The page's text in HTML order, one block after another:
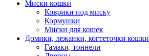
Миски кошки
Коврики под миску
Кормушки
Миски для кошек
Домики, лежанки, когтеточки кошки
Гамаки, тоннели